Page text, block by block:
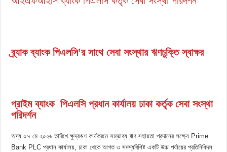
ব্র্যাক ব্যাংক পিএলসি’র সাথে সেবা সংস্থার ঋণচুক্তি স্বাক্ষর
প্রাইম ব্যাংক পিএলসি প্রধান কার্যালয় ঢাকা কর্তৃক সেবা সংস্থা
পরিদর্শন
অদ্য ০৭ মে ২০২৬ তারিখে ক্ষুদ্রঋণ কার্যক্রমে সম্ভাব্য ঋণ সহায়তা প্রদানের লক্ষ্যে Prime
Bank PLC প্রধান কার্যালয়, ঢাকা থেকে আগত ৩ সদস্যবিশিষ্ট একটি উচ্চ পর্যায়ের প্রতিনিধিদল